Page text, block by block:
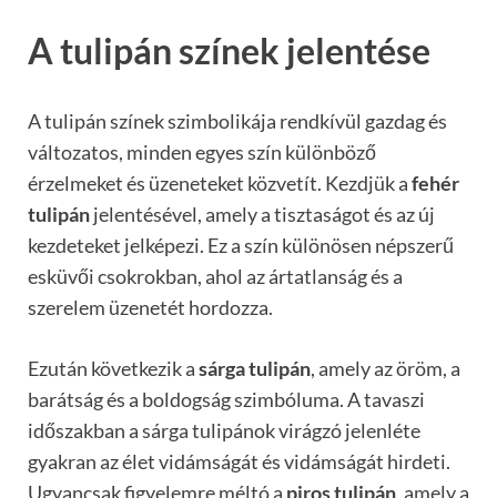
A tulipán színek jelentése
A tulipán színek szimbolikája rendkívül gazdag és
változatos, minden egyes szín különböző
érzelmeket és üzeneteket közvetít. Kezdjük afehér
tulipánjelentésével, amely a tisztaságot és az új
kezdeteket jelképezi. Ez a szín különösen népszerű
esküvői csokrokban, ahol az ártatlanság és a
szerelem üzenetét hordozza.
Ezután következik asárga tulipán, amely az öröm, a
barátság és a boldogság szimbóluma. A tavaszi
időszakban a sárga tulipánok virágzó jelenléte
gyakran az élet vidámságát és vidámságát hirdeti.
Ugyancsak figyelemre méltó a piros tulipán , amely a